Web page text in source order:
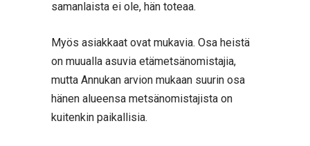
samanlaista ei ole, hän toteaa.
Myös asiakkaat ovat mukavia. Osa heistä
on muualla asuvia etämetsänomistajia,
mutta Annukan arvion mukaan suurin osa
hänen alueensa metsänomistajista on
kuitenkin paikallisia.